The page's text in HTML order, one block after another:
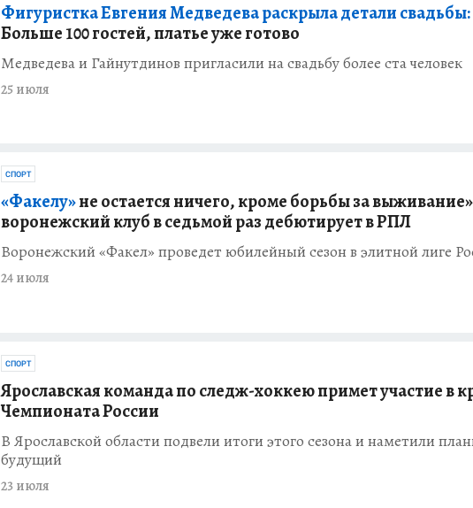
Фигуристка Евгения Медведева раскрыла детали свадьбы:
Больше 100 гостей, платье уже готово
Медведева и Гайнутдинов пригласили на свадьбу более ста человек
25 июля
СПОРТ
«Факелу»не остается ничего, кроме борьбы за
воронежский клуб в седьмой раз дебютирует в РПЛ
Воронежский «Факел» проведет юбилейный сезон в элитной лиге
24 июля
СПОРТ
Ярославская команда по следж-хоккею примет участие в
Чемпионата России
В Ярославской области подвели итоги этого сезона и наметили
будущий
23 июля